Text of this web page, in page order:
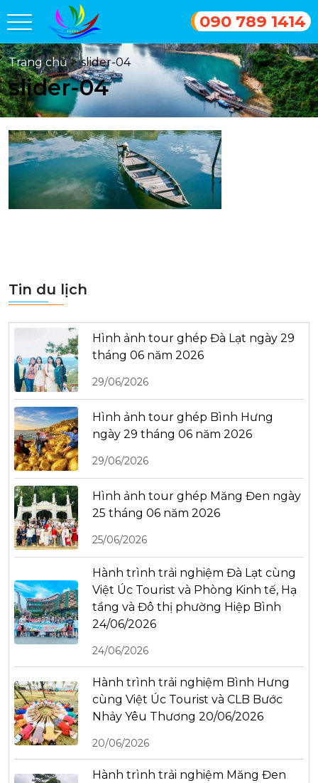
090 789 1414
Trang chủ > slider-04
slider-04
Tin du lịch
Hình ảnh tour ghép Đà Lạt ngày 29
tháng 06 năm 2026
29/06/2026
Hình ảnh tour ghép Bình Hưng
ngày 29 tháng 06 năm 2026
29/06/2026
Hình ảnh tour ghép Măng Đen ngày
25 tháng 06 năm 2026
25/06/2026
Hành trình trải nghiệm Đà Lạt cùng
Việt Úc Tourist và Phòng Kinh tế, Hạ
tầng và Đô thị phường Hiệp Bình
24/06/2026
24/06/2026
Hành trình trải nghiệm Bình Hưng
cùng Việt Úc Tourist và CLB Bước
Nhảy Yêu Thương 20/06/2026
20/06/2026
Hành trình trải nghiệm Măng Đen